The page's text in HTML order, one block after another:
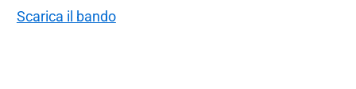
Scarica il bando